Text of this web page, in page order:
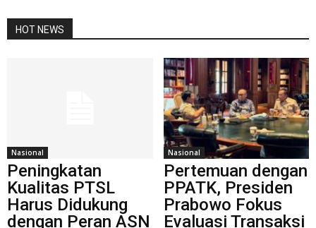
HOT NEWS
Nasional
Peningkatan
Kualitas PTSL
Harus Didukung
dengan Peran ASN
Nasional
Pertemuan dengan
PPATK, Presiden
Prabowo Fokus
Evaluasi Transaksi